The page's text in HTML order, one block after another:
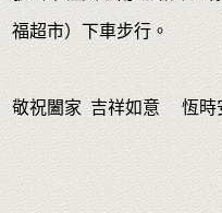
福超市）下車步行。
敬祝闔家 吉祥如意 恆時